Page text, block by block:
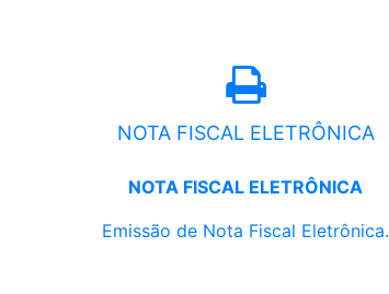
NOTA FISCAL ELETRÔNICA
NOTA FISCAL ELETRÔNICA
Emissão de Nota Fiscal Eletrônica.